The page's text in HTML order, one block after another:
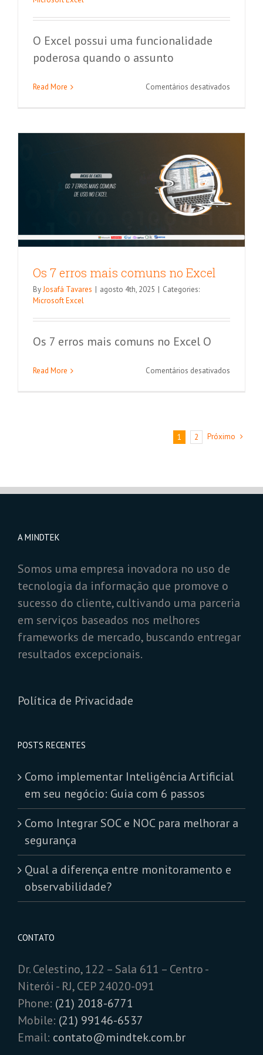
O Excel possui uma funcionalidade
poderosa quando o assunto
Read More Comentários desativados
utilizando
Os 7 erros mais comuns no Excel
Os 7 erros mais comuns no Excel
ByJosafá Tavares | agosto 4th, 2025 | Categories:
Microsoft Excel
Os 7 erros mais comuns no Excel O
Read More Comentários desativados
no
1 2 Próximo
A MINDTEK
Somos uma empresa inovadora no uso de
tecnologia da informação que promove o
sucesso do cliente, cultivando uma parceria
em serviços baseados nos melhores
frameworks de mercado, buscando entregar
resultados excepcionais.
Política de Privacidade
POSTS RECENTES
Como implementar Inteligência Artificial
em seu negócio: Guia com 6 passos
Como Integrar SOC e NOC para melhorar a
segurança
Qual a diferença entre monitoramento e
observabilidade?
CONTATO
Dr. Celestino, 122 – Sala 611 – Centro -
Niterói - RJ, CEP 24020-091
Phone: (21) 2018-6771
Mobile: (21) 99146-6537
Email: contato@mindtek.com.br